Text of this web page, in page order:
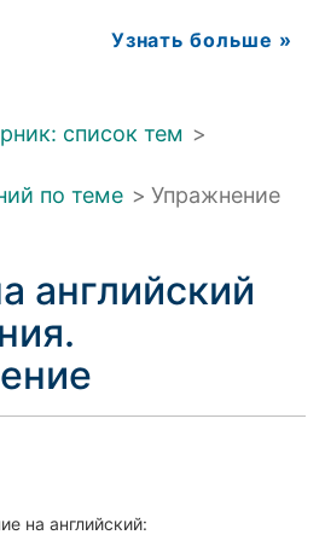
Узнать больше »
список тем >
по теме > Упражнение
английский
на английский: